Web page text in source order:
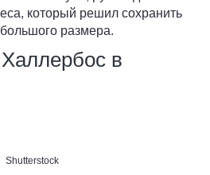
который решил сохранить
размера.
в
Shutterstock